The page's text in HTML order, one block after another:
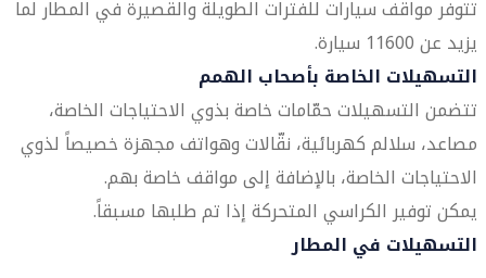
تتوفر مواقف سيارات للفترات الطويلة والقصيرة في المطار لما
يزيد عن 11600 سيارة.
التسهيلات الخاصة بأصحاب الهمم
تتضمن التسهيلات حمّامات خاصة بذوي الاحتياجات الخاصة،
مصاعد، سلالم كهربائية، نقّالات وهواتف مجهزة خصيصاً لذوي
الاحتياجات الخاصة، بالإضافة إلى مواقف خاصة بهم.
يمكن توفير الكراسي المتحركة إذا تم طلبها مسبقاً.
التسهيلات في المطار